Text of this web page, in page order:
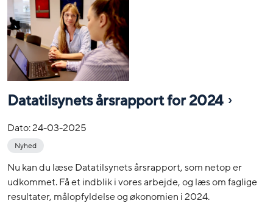
Datatilsynets årsrapport for 2024
Dato:24-03-2025
Nyhed
Nu kan du læse Datatilsynets årsrapport, som netop er
udkommet. Få et indblik i vores arbejde, og læs om faglige
resultater, målopfyldelse og økonomien i 2024.